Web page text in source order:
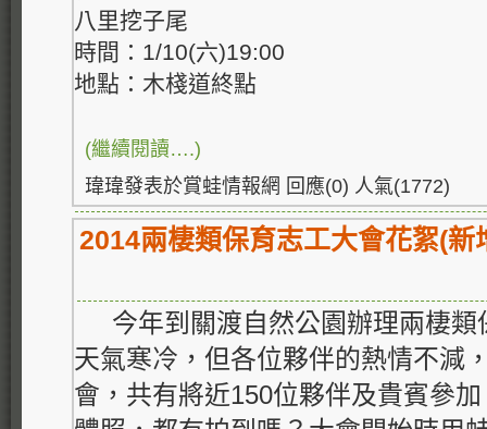
八里挖子尾
時間：1/10(六)19:00
地點：木棧道終點
(繼續閱讀….)
瑋瑋發表於賞蛙情報網 回應(0) 人氣(1772)
2014兩棲類保育志工大會花絮(新
今年到關渡自然公園辦理兩棲
天氣寒冷，但各位夥伴的熱情不減
會，共有將近150位夥伴及貴賓參